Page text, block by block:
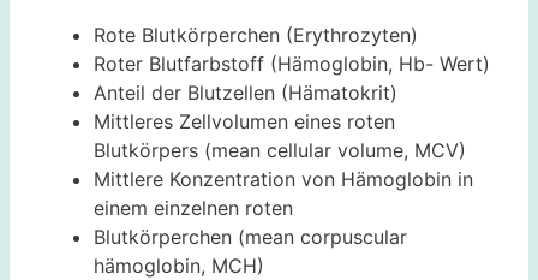
Rote Blutkörperchen (Erythrozyten)
Roter Blutfarbstoff (Hämoglobin, Hb- Wert)
Anteil der Blutzellen (Hämatokrit)
Mittleres Zellvolumen eines roten
Blutkörpers (mean cellular volume, MCV)
Mittlere Konzentration von Hämoglobin in
einem einzelnen roten
Blutkörperchen (mean corpuscular
hämoglobin, MCH)